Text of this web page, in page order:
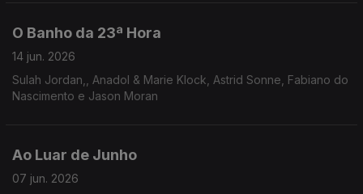
O Banho da 23ª Hora
14 jun. 2026
Sulah Jordan,, Anadol & Marie Klock, Astrid Sonne, Fabiano do
Nascimento e Jason Moran
Ao Luar de Junho
07 jun. 2026